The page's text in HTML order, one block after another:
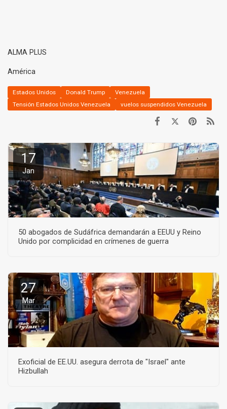
ALMA PLUS
América
Estados Unidos Donald Trump
Venezuela
Tensión Estados Unidos Venezuela
vuelos suspendidos Venezuela
17
Jan
50 abogados de Sudáfrica demandarán a EEUU y Reino
Unido por complicidad en crímenes de guerra
27
Mar
Exoficial de EE.UU. asegura derrota de "Israel" ante
Hizbullah